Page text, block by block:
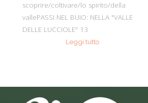
scoprire/coltivare/lo spirito/della
vallePASSI NEL BUIO: NELLA "VALLE
DELLE LUCCIOLE" 13
Leggi tutto